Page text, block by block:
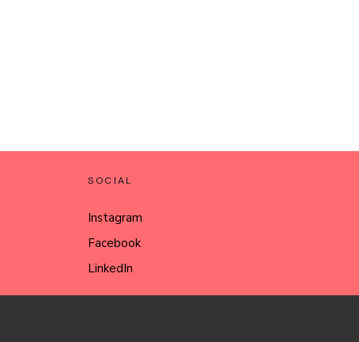
SOCIAL
Instagram
Facebook
LinkedIn